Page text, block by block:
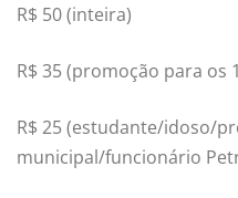
R$ 50 (inteira)
R$ 35 (promoção para os
R$ 25 (estudante/idoso/
municipal/funcionário